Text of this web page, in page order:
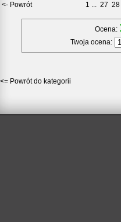
<- Powrót 1 ... 27 28
Ocena:
Twoja ocena:
<= Powrót do kategorii